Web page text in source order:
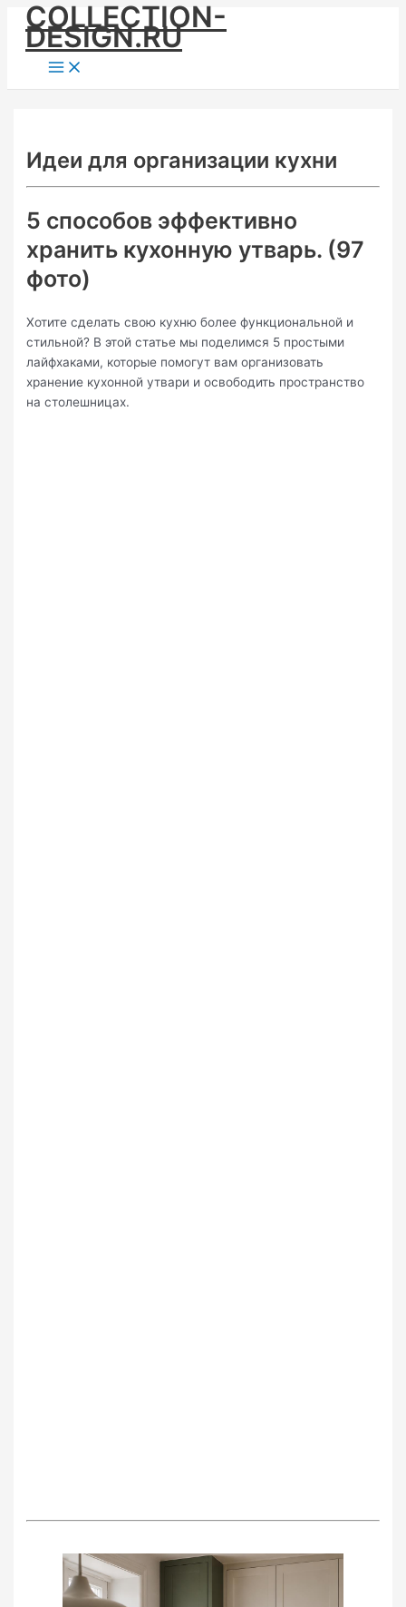
Skip
content
COLLECTION-
DESIGN.RU
Main
Menu
Идеи для организации кухни
5 способов эффективно
хранить кухонную утварь. (97
фото)
Хотите сделать свою кухню более функциональной и
стильной? В этой статье мы поделимся 5 простыми
лайфхаками, которые помогут вам организовать
хранение кухонной утвари и освободить пространство
на столешницах.